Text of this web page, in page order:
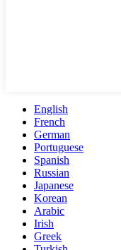
English
French
German
Portuguese
Spanish
Russian
Japanese
Korean
Arabic
Irish
Greek